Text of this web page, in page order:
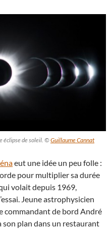
éclipse de soleil. ©Guillaume Cannat
eut une idée un peu folle :
pour multiplier sa durée
volait depuis 1969,
Jeune astrophysicien
commandant de bord André
plan dans un restaurant